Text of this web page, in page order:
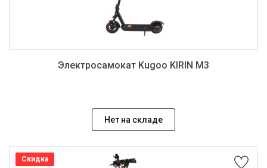
Электросамокат Kugoo KIRIN M3
Нет на складе
Скидка